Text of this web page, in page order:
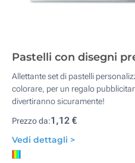
Pastelli con disegni
Allettante set di pastelli
colorare, per un regalo
divertiranno sicuramente!
Prezzo da:1,12 €
Vedi dettagli >